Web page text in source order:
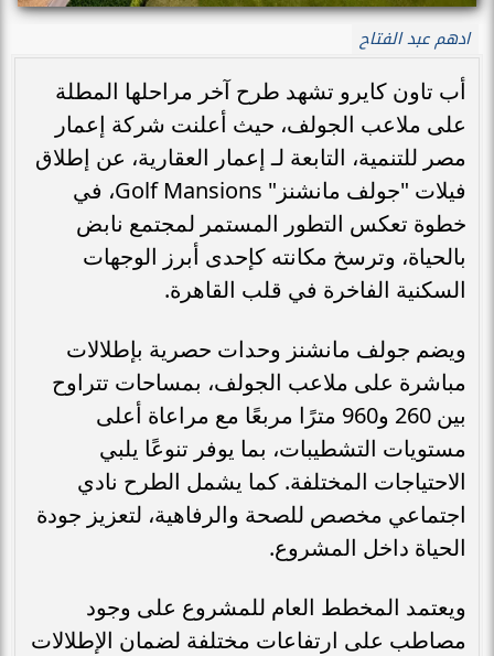
ادهم عبد الفتاح
أب تاون كايرو تشهد طرح آخر مراحلها المطلة
على ملاعب الجولف، حيث أعلنت شركة إعمار
مصر للتنمية، التابعة لـ إعمار العقارية، عن إطلاق
فيلات "جولف مانشنز" Golf Mansions، في
خطوة تعكس التطور المستمر لمجتمع نابض
بالحياة، وترسخ مكانته كإحدى أبرز الوجهات
السكنية الفاخرة في قلب القاهرة.
ويضم جولف مانشنز وحدات حصرية بإطلالات
مباشرة على ملاعب الجولف، بمساحات تتراوح
بين 260 و960 مترًا مربعًا مع مراعاة أعلى
مستويات التشطيبات، بما يوفر تنوعًا يلبي
الاحتياجات المختلفة. كما يشمل الطرح نادي
اجتماعي مخصص للصحة والرفاهية، لتعزيز جودة
الحياة داخل المشروع.
ويعتمد المخطط العام للمشروع على وجود
مصاطب على ارتفاعات مختلفة لضمان الإطلالات